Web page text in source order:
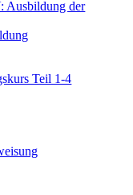
Ausbildung der
Teil 1-4